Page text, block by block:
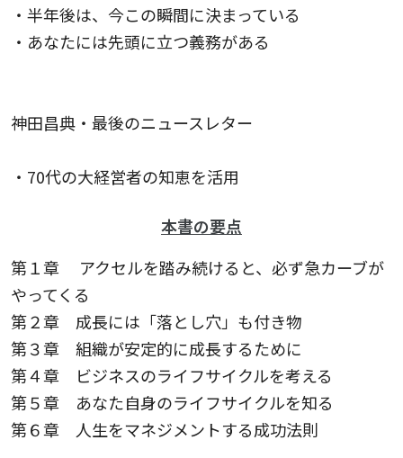
・半年後は、今この瞬間に決まっている
・あなたには先頭に立つ義務がある
神田昌典・最後のニュースレター
・70代の大経営者の知恵を活用
本書の要点
第１章 アクセルを踏み続けると、必ず急カーブが
やってくる
第２章 成長には「落とし穴」も付き物
第３章 組織が安定的に成長するために
第４章 ビジネスのライフサイクルを考える
第５章 あなた自身のライフサイクルを知る
第６章 人生をマネジメントする成功法則